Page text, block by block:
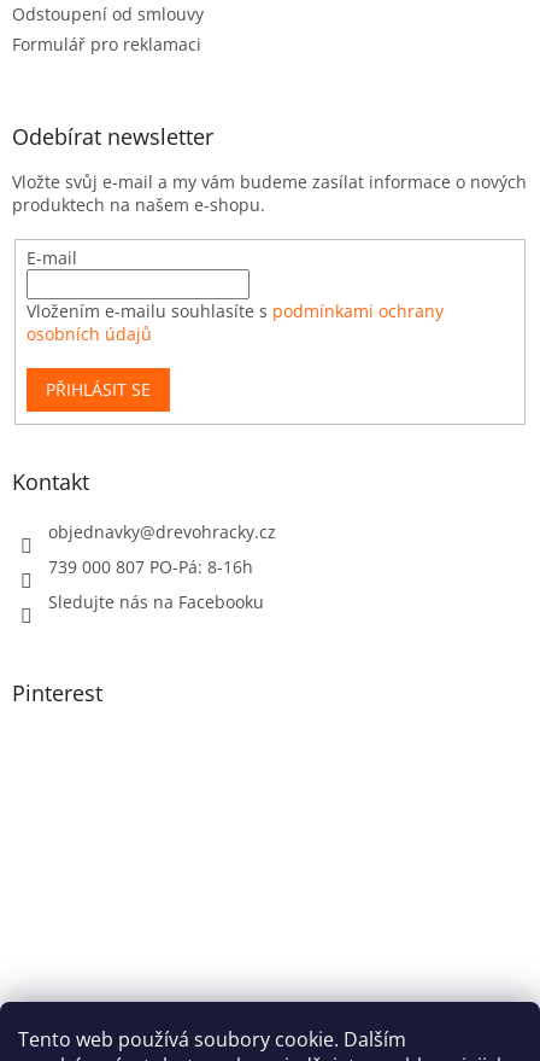
Tento web používá soubory cookie. Dalším
Odstoupení od smlouvy
Formulář pro reklamaci
Odebírat newsletter
Vložte svůj e-mail a my vám budeme zasílat informace o nových
produktech na našem e-shopu.
E-mail
Vložením e-mailu souhlasíte s podmínkami ochrany
osobních údajů
PŘIHLÁSIT SE
Kontakt
objednavky@drevohracky.cz
739 000 807 PO-Pá: 8-16h
Sledujte nás na Facebooku
Pinterest